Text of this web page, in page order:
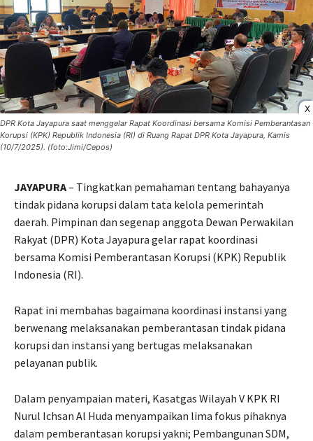
X
DPR Kota Jayapura saat menggelar Rapat Koordinasi bersama Komisi Pemberantasan
Korupsi (KPK) Republik Indonesia (RI) di Ruang Rapat DPR Kota Jayapura, Kamis
(10/7/2025). (foto:Jimi/Cepos)
JAYAPURA– Tingkatkan pemahaman tentang bahayanya
tindak pidana korupsi dalam tata kelola pemerintah
daerah. Pimpinan dan segenap anggota Dewan Perwakilan
Rakyat (DPR) Kota Jayapura gelar rapat koordinasi
bersama Komisi Pemberantasan Korupsi (KPK) Republik
Indonesia (RI).
Rapat ini membahas bagaimana koordinasi instansi yang
berwenang melaksanakan pemberantasan tindak pidana
korupsi dan instansi yang bertugas melaksanakan
pelayanan publik.
Dalam penyampaian materi, Kasatgas Wilayah V KPK RI
Nurul Ichsan Al Huda menyampaikan lima fokus pihaknya
dalam pemberantasan korupsi yakni; Pembangunan SDM,